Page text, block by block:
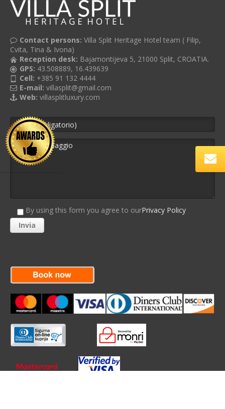
Contact persons: Villa Split Heritage Hotel team ( Filip,
Cvita, Tina & Ivona)
Reception desk: Bajamontijeva 5, 21000 Split, CROATIA.
GPS: 43.508889, 16.439639
Cell: +385 91 132 4444
E-mail: villasplit@gmail.com
Web: villasplitluxury.com
By using this form you agree to ourPrivacy Policy